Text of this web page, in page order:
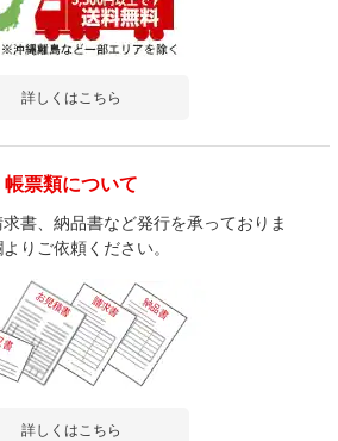
詳しくはこちら
帳票類について
書、納品書など発行を承っておりま
りご依頼ください。
詳しくはこちら